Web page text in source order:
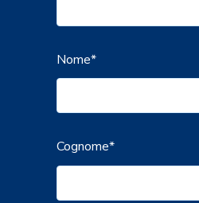
Nome*
Cognome*